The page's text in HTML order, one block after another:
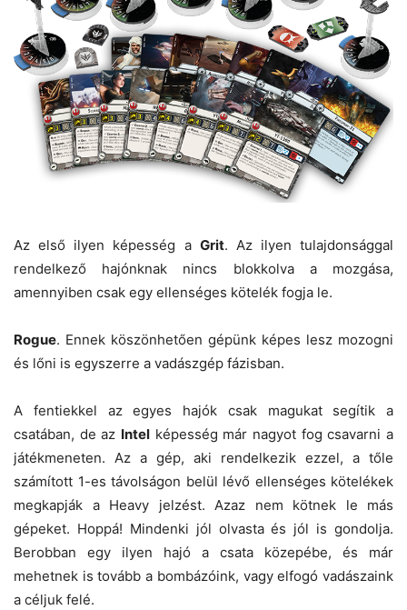
Az első ilyen képesség a Grit. Az ilyen tulajdonsággal
rendelkező hajónknak nincs blokkolva a mozgása,
amennyiben csak egy ellenséges kötelék fogja le.
Rogue. Ennek köszönhetően gépünk képes lesz mozogni
és lőni is egyszerre a vadászgép fázisban.
A fentiekkel az egyes hajók csak magukat segítik a
csatában, de az Intel képesség már nagyot fog csavarni a
játékmeneten. Az a gép, aki rendelkezik ezzel, a tőle
számított 1-es távolságon belül lévő ellenséges kötelékek
megkapják a Heavy jelzést. Azaz nem kötnek le más
gépeket. Hoppá! Mindenki jól olvasta és jól is gondolja.
Berobban egy ilyen hajó a csata közepébe, és már
mehetnek is tovább a bombázóink, vagy elfogó vadászaink
a céljuk felé.